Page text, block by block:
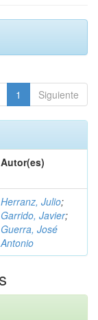
1 Siguiente
Autor(es)
Herranz, Julio;
Garrido, Javier;
Guerra, José
Antonio